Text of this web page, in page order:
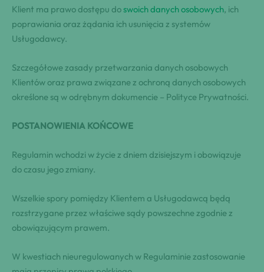
Klient ma prawo dostępu doswoich danych osobowych, ich
poprawiania oraz żądania ich usunięcia z systemów
Usługodawcy.
Szczegółowe zasady przetwarzania danych osobowych
Klientów oraz prawa związane z ochroną danych osobowych
określone są w odrębnym dokumencie – Polityce Prywatności.
POSTANOWIENIA KOŃCOWE
Regulamin wchodzi w życie z dniem dzisiejszym i obowiązuje
do czasu jego zmiany.
Wszelkie spory pomiędzy Klientem a Usługodawcą będą
rozstrzygane przez właściwe sądy powszechne zgodnie z
obowiązującym prawem.
W kwestiach nieuregulowanych w Regulaminie zastosowanie